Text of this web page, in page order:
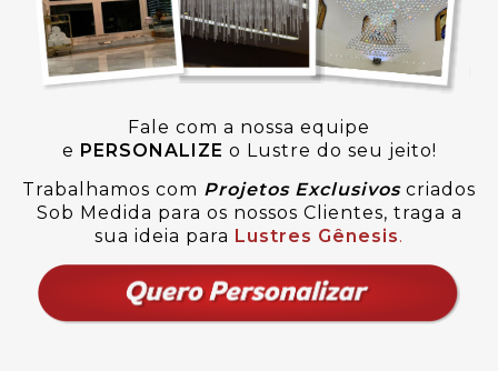
Fale com a nossa equipe
e PERSONALIZE o Lustre do seu jeito!
Trabalhamos com Projetos Exclusivoscriados
Sob Medida para os nossos Clientes, traga a
sua ideia para Lustres Gênesis.